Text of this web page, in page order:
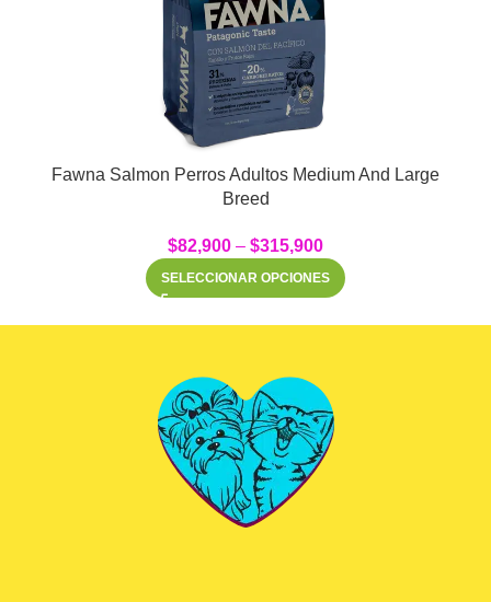
Fawna Salmon Perros Adultos Medium And Large
Breed
$82,900 – $315,900
SELECCIONAR OPCIONES